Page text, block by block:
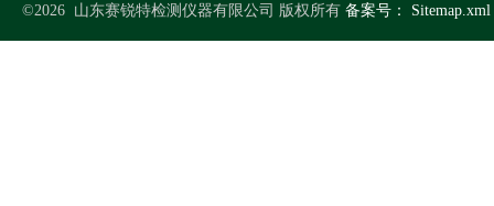
©2026 山东赛锐特检测仪器有限公司 版权所有 备案号： Sitemap.xml